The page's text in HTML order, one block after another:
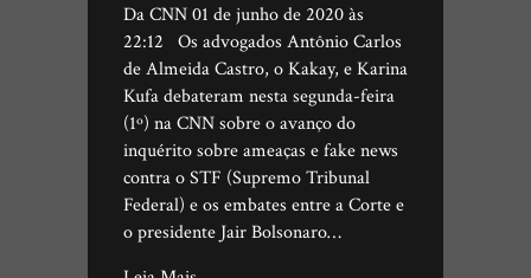
Da CNN 01 de junho de 2020 às
22:12 Os advogados Antônio Carlos
de Almeida Castro, o Kakay, e Karina
Kufa debateram nesta segunda-feira
(1º) na CNN sobre o avanço do
inquérito sobre ameaças e fake news
contra o STF (Supremo Tribunal
Federal) e os embates entre a Corte e
o presidente Jair Bolsonaro…